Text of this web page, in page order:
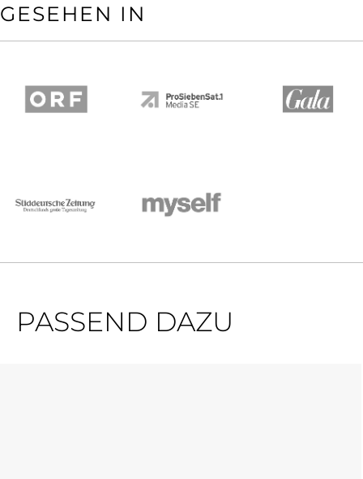
GESEHEN IN
PASSEND DAZU